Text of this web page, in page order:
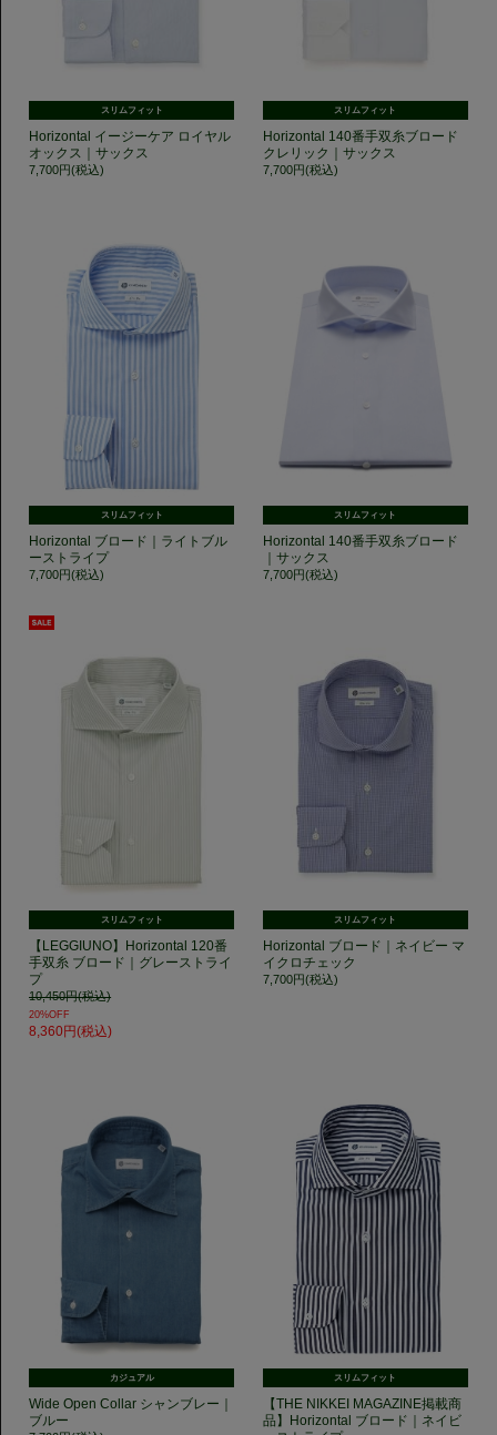
スリムフィット
Horizontal イージーケア ロイヤル
オックス｜サックス
7,700円(税込)
スリムフィット
Horizontal 140番手双糸ブロード
クレリック｜サックス
7,700円(税込)
スリムフィット
Horizontal ブロード｜ライトブル
ーストライプ
7,700円(税込)
スリムフィット
Horizontal 140番手双糸ブロード
｜サックス
7,700円(税込)
スリムフィット
【LEGGIUNO】Horizontal 120番
手双糸 ブロード｜グレーストライ
プ
10,450円(税込)
20%OFF
8,360円(税込)
スリムフィット
Horizontal ブロード｜ネイビー マ
イクロチェック
7,700円(税込)
カジュアル
Wide Open Collar シャンブレー｜
ブルー
スリムフィット
【THE NIKKEI MAGAZINE掲載商
品】Horizontal ブロード｜ネイビ